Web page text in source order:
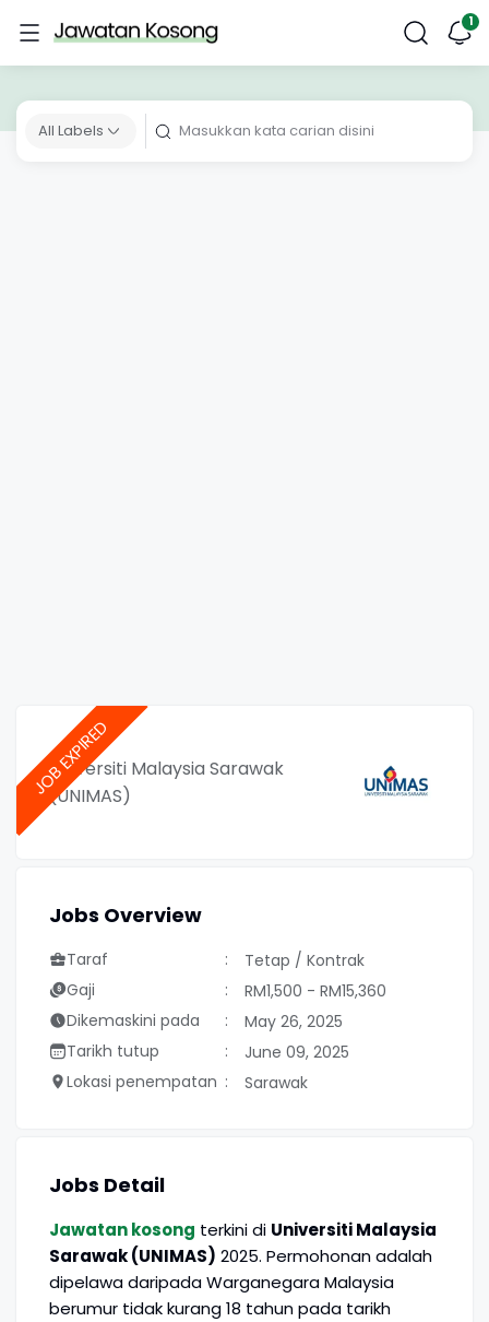
All Labels
Universiti Malaysia Sarawak
(UNIMAS)
Jobs Overview
Taraf
Tetap / Kontrak
Gaji
RM1,500 - RM15,360
Dikemaskini pada
May 26, 2025
Tarikh tutup
June 09, 2025
Lokasi penempatan
Sarawak
Jobs Detail
Jawatan kosong terkini di Universiti Malaysia
Sarawak (UNIMAS) 2025. Permohonan adalah
dipelawa daripada Warganegara Malaysia
berumur tidak kurang 18 tahun pada tarikh